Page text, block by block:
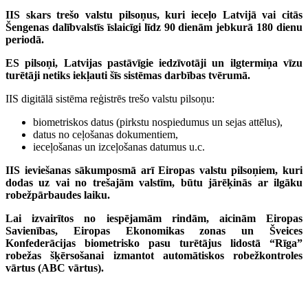
IIS skars trešo valstu pilsoņus, kuri ieceļo Latvijā vai citās
Šengenas dalībvalstīs īslaicīgi līdz 90 dienām jebkurā 180 dienu
periodā.
ES pilsoņi, Latvijas pastāvīgie iedzīvotāji un ilgtermiņa vīzu
turētāji netiks iekļauti šīs sistēmas darbības tvērumā.
IIS digitālā sistēma reģistrēs trešo valstu pilsoņu:
biometriskos datus (pirkstu nospiedumus un sejas attēlus),
datus no ceļošanas dokumentiem,
ieceļošanas un izceļošanas datumus u.c.
IIS ieviešanas sākumposmā arī Eiropas valstu pilsoņiem, kuri
dodas uz vai no trešajām valstīm, būtu jārēķinās ar ilgāku
robežpārbaudes laiku.
Lai izvairītos no iespējamām rindām, aicinām Eiropas
Savienības, Eiropas Ekonomikas zonas un Šveices
Konfederācijas biometrisko pasu turētājus lidostā “Rīga”
robežas šķērsošanai izmantot automātiskos robežkontroles
vārtus (ABC vārtus).